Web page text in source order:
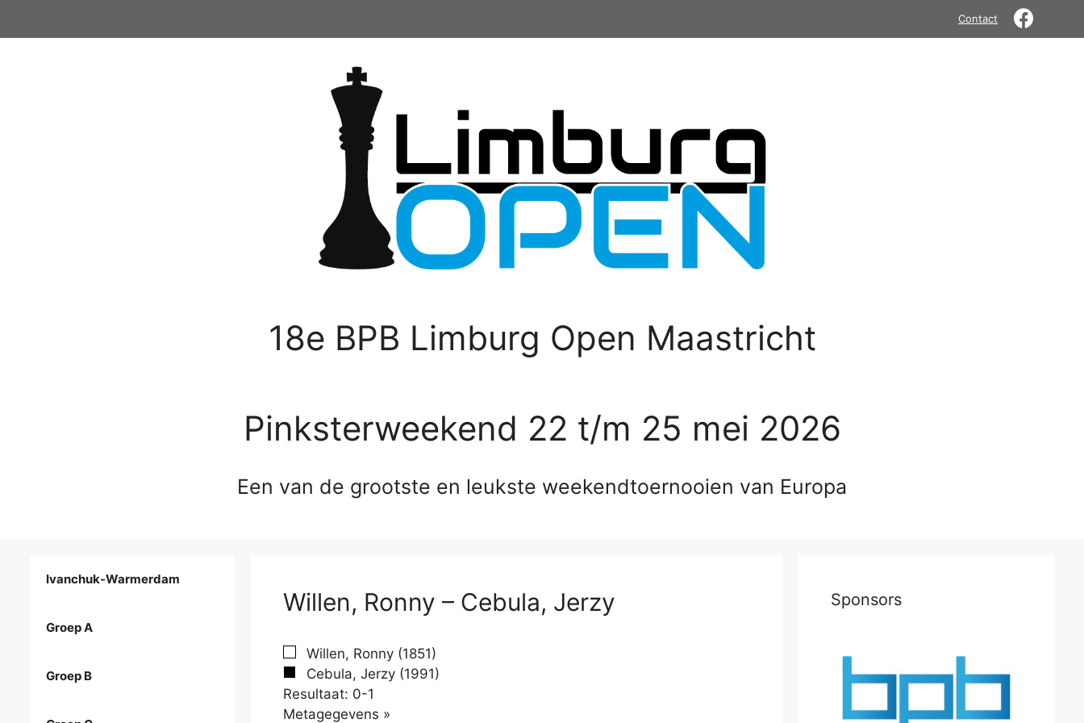
Contact
18e BPB Limburg Open Maastricht
Pinksterweekend 22 t/m 25 mei 2026
Een van de grootste en leukste weekendtoernooien van Europa
Willen, Ronny – Cebula, Jerzy
Willen, Ronny (1851)
Cebula, Jerzy (1991)
Resultaat: 0-1
Metagegevens »
Ivanchuk-Warmerdam
Groep A
Groep B
Sponsors